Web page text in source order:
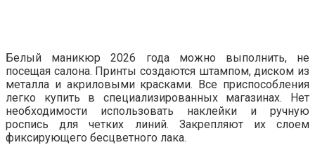
Белый маникюр 2026 года можно выполнить, не
посещая салона. Принты создаются штампом, диском из
металла и акриловыми красками. Все приспособления
легко купить в специализированных магазинах. Нет
необходимости использовать наклейки и ручную
роспись для четких линий. Закрепляют их слоем
фиксирующего бесцветного лака.